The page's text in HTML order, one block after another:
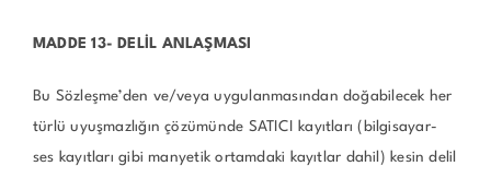
MADDE 13- DELİL ANLAŞMASI
Bu Sözleşme’den ve/veya uygulanmasından doğabilecek her
türlü uyuşmazlığın çözümünde SATICI kayıtları (bilgisayar-
ses kayıtları gibi manyetik ortamdaki kayıtlar dahil) kesin delil